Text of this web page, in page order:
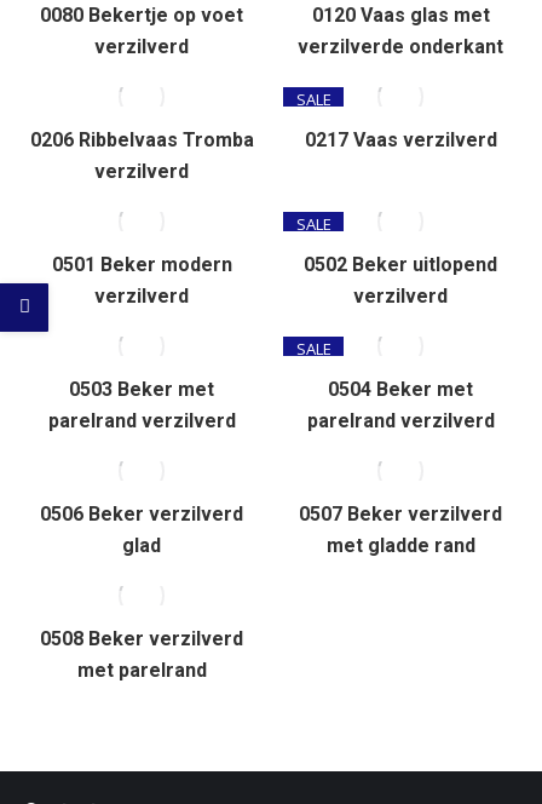
0080 Bekertje op voet
verzilverd
0120 Vaas glas met
verzilverde onderkant
0206 Ribbelvaas Tromba
verzilverd
SALE
0217 Vaas verzilverd
0501 Beker modern
verzilverd
SALE
0502 Beker uitlopend
verzilverd
0503 Beker met
parelrand verzilverd
SALE
0504 Beker met
parelrand verzilverd
0506 Beker verzilverd
glad
0507 Beker verzilverd
met gladde rand
0508 Beker verzilverd
met parelrand